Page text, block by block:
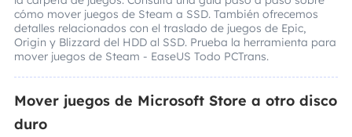
cómo mover juegos de Steam a SSD. También ofrecemos
detalles relacionados con el traslado de juegos de Epic,
Origin y Blizzard del HDD al SSD. Prueba la herramienta para
mover juegos de Steam - EaseUS Todo PCTrans.
Mover juegos de Microsoft Store a otro disco
duro